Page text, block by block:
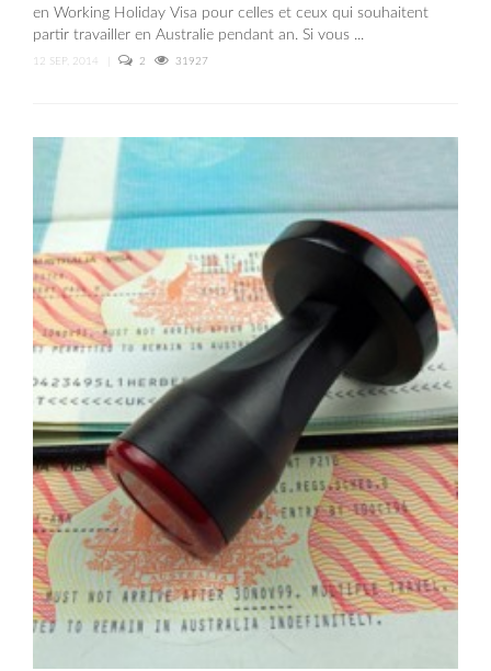
en Working Holiday Visa pour celles et ceux qui souhaitent
partir travailler en Australie pendant an. Si vous ...
12 SEP, 2014 2 31927